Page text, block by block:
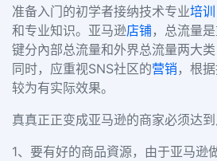
准备入门的初学者接纳技术专业培训
和专业知识。亚马逊店铺，总流量
键分內部总流量和外界总流量两大
同时，应重视SNS社区的营销 ，根
较为有实际效果。
真真正正变成亚马逊的商家必须达到
1、要有好的商品資源，由于亚马逊